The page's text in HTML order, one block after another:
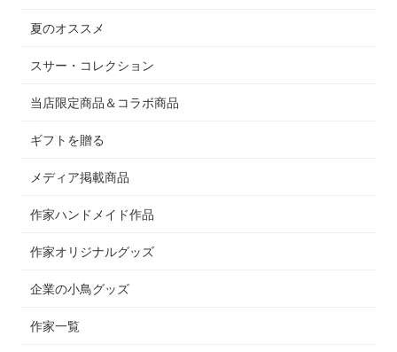
夏のオススメ
スサー・コレクション
当店限定商品＆コラボ商品
ギフトを贈る
メディア掲載商品
作家ハンドメイド作品
作家オリジナルグッズ
企業の小鳥グッズ
作家一覧